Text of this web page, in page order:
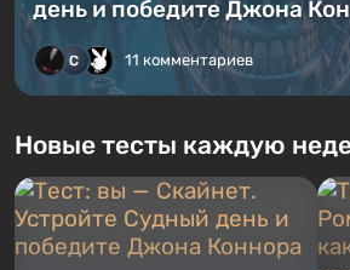
день и победите Джона
11 комментариев
Новые тесты каждую